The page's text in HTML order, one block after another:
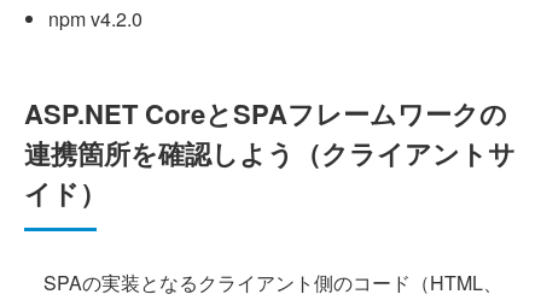
npm v4.2.0
ASP.NET CoreとSPAフレームワークの
連携箇所を確認しよう（クライアントサ
イド）
SPAの実装となるクライアント側のコード（HTML、